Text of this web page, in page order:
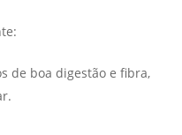
de boa digestão e fibra,